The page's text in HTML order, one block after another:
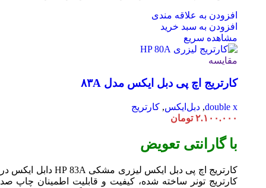
افزودن به علاقه مندی
افزودن به سبد خرید
مشاهده سریع
مقایسه
کارتریج اچ پی دبل ایکس مدل ۸۳A
double x
, دبل‌ایکس, کارتریج
۲.۱۰۰.۰۰۰ تومان
با گارانتی تعویض
کارتریج اچ پی دبل ایکس لیزری مشکی HP 83A دابل ایکس در
کارتریج تونر ساخته شده، کیفیت و قابلیت اطمینان چاپ صد